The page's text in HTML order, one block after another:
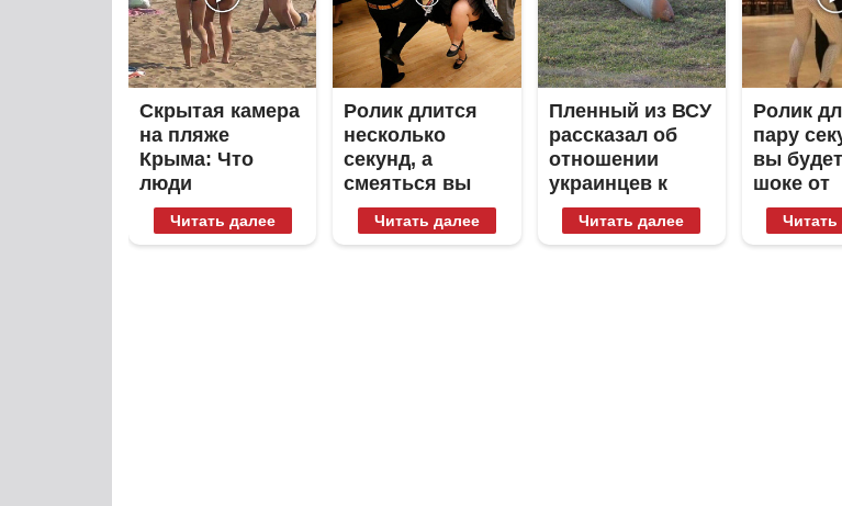
Скрытая камера
на пляже
Крыма: Что
люди
вытворяют,
когда их не
Читать далее
Ролик длится
несколько
секунд, а
смеяться вы
будете долго
Читать далее
Пленный из ВСУ
рассказал об
отношении
украинцев к
Донецку и
Луганску
Читать далее
Ролик
пару
вы
шоке от
Читать